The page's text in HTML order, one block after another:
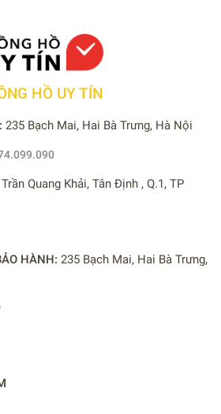
HỒ UY TÍN
235 Bạch Mai, Hai Bà Trưng, Hà Nội
Quang Khải, Tân Định , Q.1, TP
HÀNH: 235 Bạch Mai, Hai Bà Trưng,